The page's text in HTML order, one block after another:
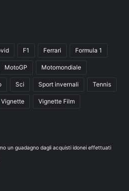
F1 Ferrari Formula 1
MotoGP Motomondiale
Sci Sport invernali Tennis
Vignette Vignette Film
un guadagno dagli acquisti idonei effettuati